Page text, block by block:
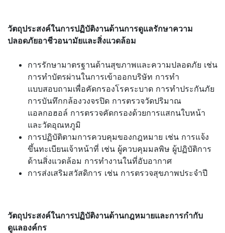
วัตถุประสงค์ในการปฏิบัติงานด้านการดูแลรักษาความ
ปลอดภัยอาชีวอนามัยและสิ่งแวดล้อม
การรักษามาตรฐานด้านสุขภาพและความปลอดภัย เช่น
การทำบัตรผ่านในการเข้าออกบริษัท การทำ
แบบสอบถามเพื่อคัดกรองโรคระบาด การทำประกันภัย
การบันทึกกล้องวงจรปิด การตรวจวัดปริมาณ
แอลกอฮอล์ การตรวจคัดกรองด้วยการแสกนใบหน้า
และวัดอุณหภูมิ
การปฏิบัติตามการควบคุมของกฎหมาย เช่น การแจ้ง
ขึ้นทะเบียนเจ้าหน้าที่ เช่น ผู้ควบคุมมลพิษ ผู้ปฏิบัติการ
ด้านสิ่งแวดล้อม การทำงานในที่อับอากาศ
การส่งเสริมสวัสดิการ เช่น การตรวจสุขภาพประจำปี
วัตถุประสงค์ในการปฏิบัติงานด้านกฎหมายและการกำกับ
ดูแลองค์กร